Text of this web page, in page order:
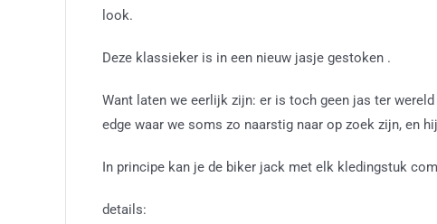
look.
Deze klassieker is in een nieuw jasje gestoken .
Want laten we eerlijk zijn: er is toch geen jas ter
edge waar we soms zo naarstig naar op zoek zijn, en
In principe kan je de biker jack met elk kledingstuk
details: